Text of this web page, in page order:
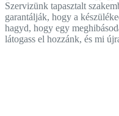
Szervizünk tapasztalt
garantálják, hogy a
hagyd, hogy egy
látogass el hozzánk, és mi